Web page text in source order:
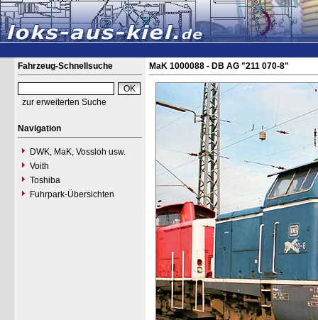
Fahrzeug-Schnellsuche
zur erweiterten Suche
Navigation
DWK, MaK, Vossloh usw.
Voith
Toshiba
Fuhrpark-Übersichten
MaK 1000088 - DB AG "211 070-8"